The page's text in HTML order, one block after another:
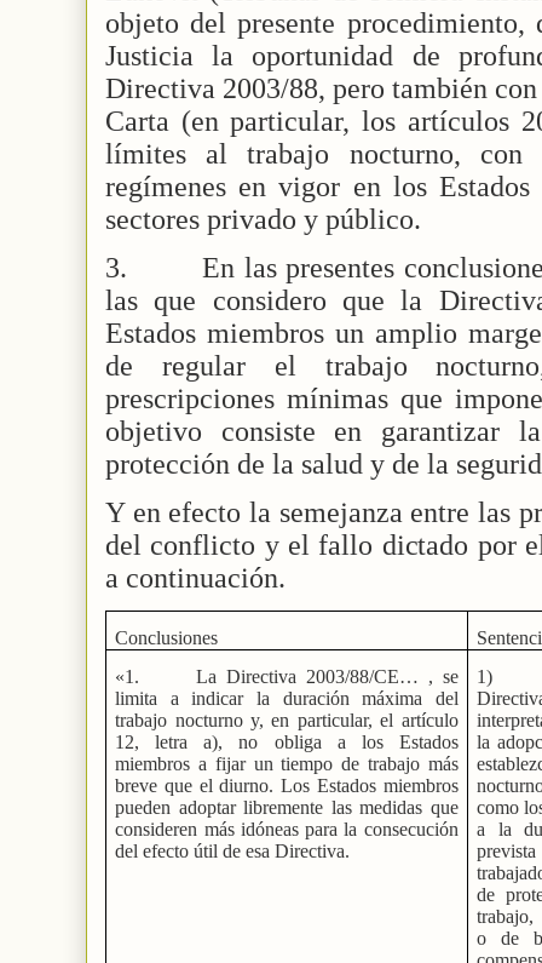
objeto del presente
Justicia la oportunidad de
Directiva 2003/88, pero también
Carta (en particular, los artículos
límites al trabajo nocturno, con
regímenes en vigor en los
sectores privado y público.
3.
En las presentes
las que considero que la
Estados miembros un amplio
de regular el trabajo
prescripciones mínimas que
objetivo consiste en garantizar
protección de la salud y de la
Y en efecto la semejanza entre las
del conflicto y el fallo dictado por
a continuación.
Conclusiones
«1.
La Directiva 2003/88/CE… , se
limita a indicar la duración máxima del
trabajo nocturno y, en particular, el artículo
12, letra a), no obliga a los Estados
miembros a fijar un tiempo de trabajo más
breve que el diurno. Los Estados miembros
pueden adoptar libremente las medidas que
consideren más idóneas para la consecución
del efecto útil de esa Directiva.
1)
la
como
a la
de
trabajo,
o de